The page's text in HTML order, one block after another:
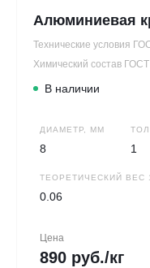
Алюминиевая
Технические условия
Химический состав ГОСТ
В наличии
ДИАМЕТР, ММ
8 1
ТЕОРЕТИЧЕСКИЙ ВЕС
0.06
Цена
890 руб./кг